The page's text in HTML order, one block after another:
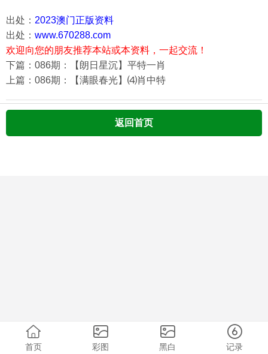
出处： 2023澳门正版资料
出处： www.670288.com
欢迎向您的朋友推荐本站或本资料，一起交流！
下篇：086期：【朗日星沉】平特一肖
上篇：086期：【满眼春光】⑷肖中特
返回首页
首页 彩图 黑白 记录